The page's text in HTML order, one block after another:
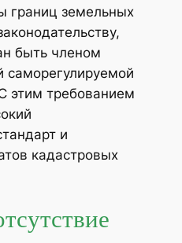
границ земельных
быть членом
саморегулируемой
этим требованием
и
кадастровых